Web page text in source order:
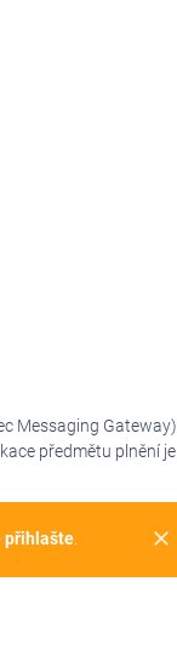
Messaging Gateway)
předmětu plnění je
clear
přihlašte.